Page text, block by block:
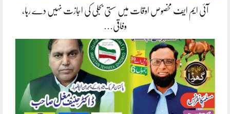
آئی ایم ایف مخصوص اوقات میں سستی بجلی کی اجازت نہیں دے رہا،
وفاقی…